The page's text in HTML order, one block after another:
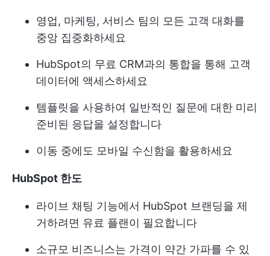
영업, 마케팅, 서비스 팀의 모든 고객 대화를
중앙 집중화하세요
HubSpot의 무료 CRM과의 통합을 통해 고객
데이터에 액세스하세요
템플릿을 사용하여 일반적인 질문에 대한 미리
준비된 응답을 설정합니다
이동 중에도 모바일 수신함을 활용하세요
HubSpot 한도
라이브 채팅 기능에서 HubSpot 브랜딩을 제
거하려면 유료 플랜이 필요합니다
소규모 비즈니스는 가격이 약간 가파를 수 있